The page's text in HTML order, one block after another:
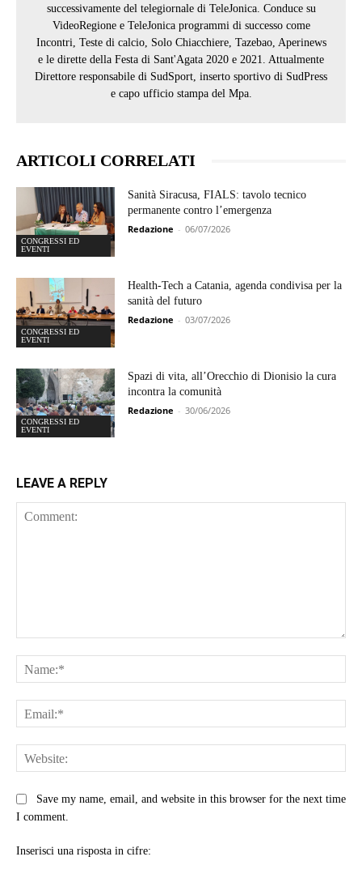
successivamente del telegiornale di TeleJonica. Conduce su
VideoRegione e TeleJonica programmi di successo come
Incontri, Teste di calcio, Solo Chiacchiere, Tazebao, Aperinews
e le dirette della Festa di Sant'Agata 2020 e 2021. Attualmente
Direttore responsabile di SudSport, inserto sportivo di SudPress
e capo ufficio stampa del Mpa.
ARTICOLI CORRELATI
CONGRESSI ED
EVENTI
Sanità Siracusa, FIALS: tavolo tecnico
permanente contro l’emergenza
Redazione - 06/07/2026
CONGRESSI ED
EVENTI
Health-Tech a Catania, agenda condivisa per la
sanità del futuro
Redazione - 03/07/2026
CONGRESSI ED
EVENTI
Spazi di vita, all’Orecchio di Dionisio la cura
incontra la comunità
Redazione - 30/06/2026
LEAVE A REPLY
Save my name, email, and website in this browser for the next time
I comment.
Inserisci una risposta in cifre: